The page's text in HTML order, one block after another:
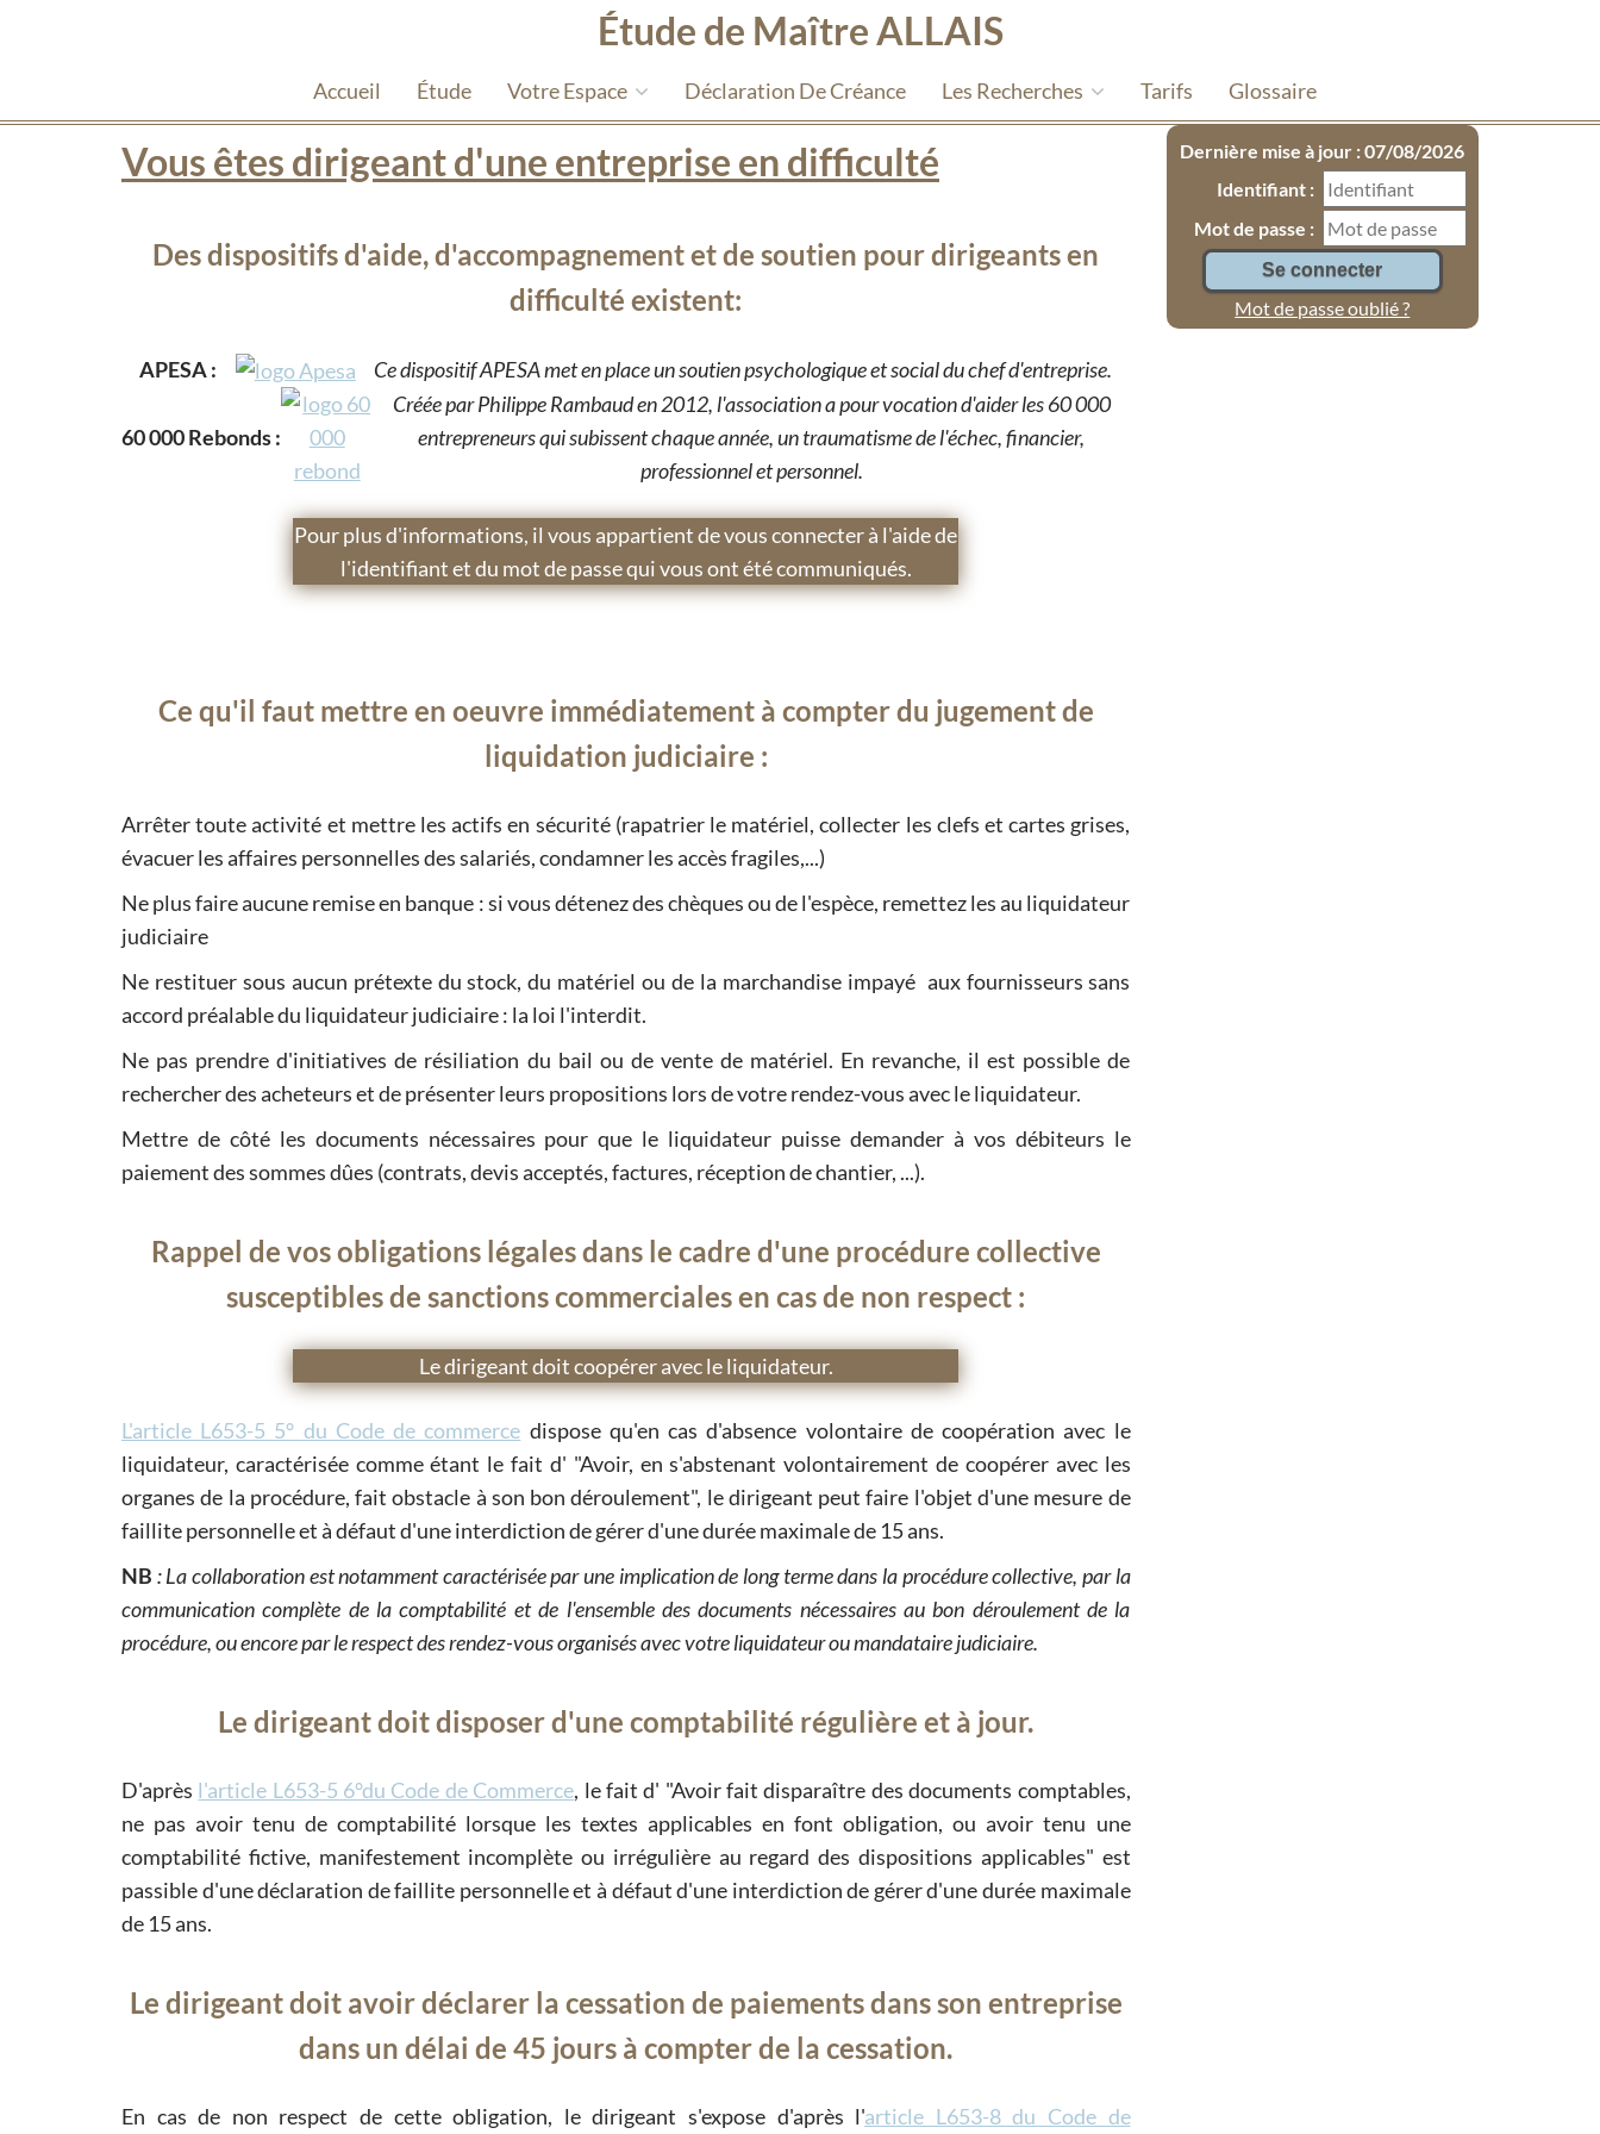
Étude de Maître ALLAIS
Accueil Étude Votre Espace Déclaration De Créance Les Recherches Tarifs Glossaire
Dernière mise à jour : 07/08/2026
Identifiant :
Mot de passe :
Mot de passe oublié ?
Vous êtes dirigeant d'une entreprise en difficulté
Des dispositifs d'aide, d'accompagnement et de soutien pour dirigeants en
difficulté existent:
APESA : Ce dispositif APESA met en place un soutien psychologique et social du chef d'entreprise.
60 000 Rebonds :
Créée par Philippe Rambaud en 2012, l'association a pour vocation d'aider les 60 000
entrepreneurs qui subissent chaque année, un traumatisme de l'échec, financier,
professionnel et personnel.
Pour plus d'informations, il vous appartient de vous connecter à l'aide de
l'identifiant et du mot de passe qui vous ont été communiqués.
Ce qu'il faut mettre en oeuvre immédiatement à compter du jugement de
liquidation judiciaire :
Arrêter toute activité et mettre les actifs en sécurité (rapatrier le matériel, collecter les clefs et cartes grises,
évacuer les affaires personnelles des salariés, condamner les accès fragiles,...)
Ne plus faire aucune remise en banque : si vous détenez des chèques ou de l'espèce, remettez les au liquidateur
judiciaire
Ne restituer sous aucun prétexte du stock, du matériel ou de la marchandise impayé aux fournisseurs sans
accord préalable du liquidateur judiciaire : la loi l'interdit.
Ne pas prendre d'initiatives de résiliation du bail ou de vente de matériel. En revanche, il est possible de
rechercher des acheteurs et de présenter leurs propositions lors de votre rendez-vous avec le liquidateur.
Mettre de côté les documents nécessaires pour que le liquidateur puisse demander à vos débiteurs le
paiement des sommes dûes (contrats, devis acceptés, factures, réception de chantier, ...).
Rappel de vos obligations légales dans le cadre d'une procédure collective
susceptibles de sanctions commerciales en cas de non respect :
Le dirigeant doit coopérer avec le liquidateur.
L'article L653-5 5° du Code de commerce dispose qu'en cas d'absence volontaire de coopération avec le
liquidateur, caractérisée comme étant le fait d' "Avoir, en s'abstenant volontairement de coopérer avec les
organes de la procédure, fait obstacle à son bon déroulement", le dirigeant peut faire l'objet d'une mesure de
faillite personnelle et à défaut d'une interdiction de gérer d'une durée maximale de 15 ans.
NB : La collaboration est notamment caractérisée par une implication de long terme dans la procédure collective, par la
communication complète de la comptabilité et de l'ensemble des documents nécessaires au bon déroulement de la
procédure, ou encore par le respect des rendez-vous organisés avec votre liquidateur ou mandataire judiciaire.
Le dirigeant doit disposer d'une comptabilité régulière et à jour.
D'après l'article L653-5 6°du Code de Commerce, le fait d' Avoir fait disparaître des documents comptables,
ne pas avoir tenu de comptabilité lorsque les textes applicables en font obligation, ou avoir tenu une
comptabilité fictive, manifestement incomplète ou irrégulière au regard des dispositions applicables
est
passible d'une déclaration de faillite personnelle et à défaut d'une interdiction de gérer d'une durée maximale
de 15 ans.
Le dirigeant doit avoir déclarer la cessation de paiements dans son entreprise
dans un délai de 45 jours à compter de la cessation.
En cas de non respect de cette obligation, le dirigeant s'expose d'après l'article L653-8 du Code de